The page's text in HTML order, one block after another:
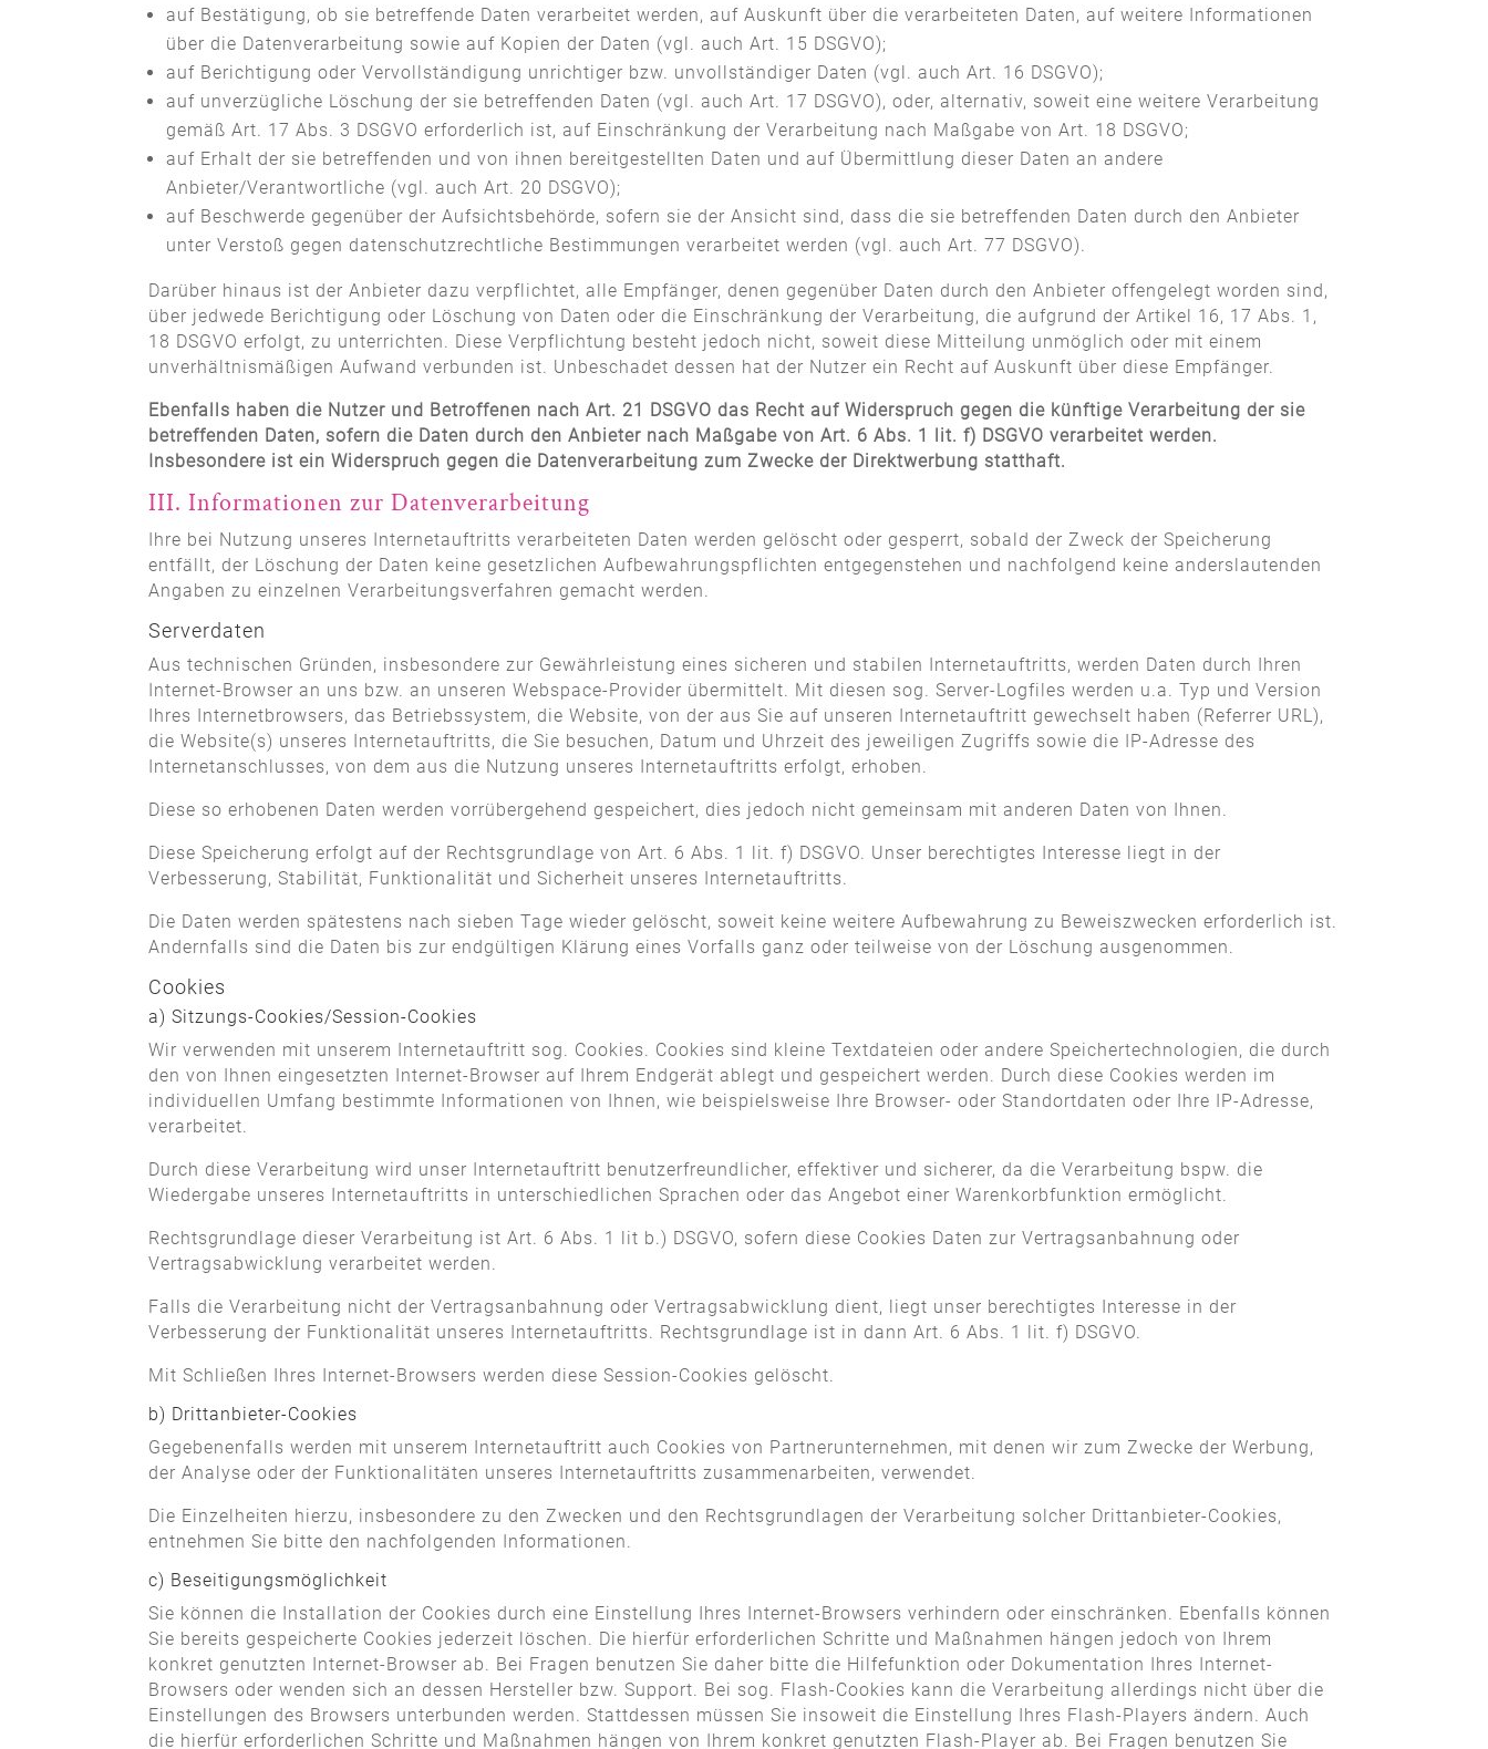
auf Bestätigung, ob sie betreffende Daten verarbeitet werden, auf Auskunft über die verarbeiteten Daten, auf weitere Informationen
über die Datenverarbeitung sowie auf Kopien der Daten (vgl. auch Art. 15 DSGVO);
auf Berichtigung oder Vervollständigung unrichtiger bzw. unvollständiger Daten (vgl. auch Art. 16 DSGVO);
auf unverzügliche Löschung der sie betreffenden Daten (vgl. auch Art. 17 DSGVO), oder, alternativ, soweit eine weitere Verarbeitung
gemäß Art. 17 Abs. 3 DSGVO erforderlich ist, auf Einschränkung der Verarbeitung nach Maßgabe von Art. 18 DSGVO;
auf Erhalt der sie betreffenden und von ihnen bereitgestellten Daten und auf Übermittlung dieser Daten an andere
Anbieter/Verantwortliche (vgl. auch Art. 20 DSGVO);
auf Beschwerde gegenüber der Aufsichtsbehörde, sofern sie der Ansicht sind, dass die sie betreffenden Daten durch den Anbieter
unter Verstoß gegen datenschutzrechtliche Bestimmungen verarbeitet werden (vgl. auch Art. 77 DSGVO).
Darüber hinaus ist der Anbieter dazu verpflichtet, alle Empfänger, denen gegenüber Daten durch den Anbieter offengelegt worden sind,
über jedwede Berichtigung oder Löschung von Daten oder die Einschränkung der Verarbeitung, die aufgrund der Artikel 16, 17 Abs. 1,
18 DSGVO erfolgt, zu unterrichten. Diese Verpflichtung besteht jedoch nicht, soweit diese Mitteilung unmöglich oder mit einem
unverhältnismäßigen Aufwand verbunden ist. Unbeschadet dessen hat der Nutzer ein Recht auf Auskunft über diese Empfänger.
Ebenfalls haben die Nutzer und Betroffenen nach Art. 21 DSGVO das Recht auf Widerspruch gegen die künftige Verarbeitung der sie
betreffenden Daten, sofern die Daten durch den Anbieter nach Maßgabe von Art. 6 Abs. 1 lit. f) DSGVO verarbeitet werden.
Insbesondere ist ein Widerspruch gegen die Datenverarbeitung zum Zwecke der Direktwerbung statthaft.
III. Informationen zur Datenverarbeitung
Ihre bei Nutzung unseres Internetauftritts verarbeiteten Daten werden gelöscht oder gesperrt, sobald der Zweck der Speicherung
entfällt, der Löschung der Daten keine gesetzlichen Aufbewahrungspflichten entgegenstehen und nachfolgend keine anderslautenden
Angaben zu einzelnen Verarbeitungsverfahren gemacht werden.
Serverdaten
Aus technischen Gründen, insbesondere zur Gewährleistung eines sicheren und stabilen Internetauftritts, werden Daten durch Ihren
Internet-Browser an uns bzw. an unseren Webspace-Provider übermittelt. Mit diesen sog. Server-Logfiles werden u.a. Typ und Version
Ihres Internetbrowsers, das Betriebssystem, die Website, von der aus Sie auf unseren Internetauftritt gewechselt haben (Referrer URL),
die Website(s) unseres Internetauftritts, die Sie besuchen, Datum und Uhrzeit des jeweiligen Zugriffs sowie die IP-Adresse des
Internetanschlusses, von dem aus die Nutzung unseres Internetauftritts erfolgt, erhoben.
Diese so erhobenen Daten werden vorrübergehend gespeichert, dies jedoch nicht gemeinsam mit anderen Daten von Ihnen.
Diese Speicherung erfolgt auf der Rechtsgrundlage von Art. 6 Abs. 1 lit. f) DSGVO. Unser berechtigtes Interesse liegt in der
Verbesserung, Stabilität, Funktionalität und Sicherheit unseres Internetauftritts.
Die Daten werden spätestens nach sieben Tage wieder gelöscht, soweit keine weitere Aufbewahrung zu Beweiszwecken erforderlich ist.
Andernfalls sind die Daten bis zur endgültigen Klärung eines Vorfalls ganz oder teilweise von der Löschung ausgenommen.
Cookies
a) Sitzungs-Cookies/Session-Cookies
Wir verwenden mit unserem Internetauftritt sog. Cookies. Cookies sind kleine Textdateien oder andere Speichertechnologien, die durch
den von Ihnen eingesetzten Internet-Browser auf Ihrem Endgerät ablegt und gespeichert werden. Durch diese Cookies werden im
individuellen Umfang bestimmte Informationen von Ihnen, wie beispielsweise Ihre Browser- oder Standortdaten oder Ihre IP-Adresse,
verarbeitet.
Durch diese Verarbeitung wird unser Internetauftritt benutzerfreundlicher, effektiver und sicherer, da die Verarbeitung bspw. die
Wiedergabe unseres Internetauftritts in unterschiedlichen Sprachen oder das Angebot einer Warenkorbfunktion ermöglicht.
Rechtsgrundlage dieser Verarbeitung ist Art. 6 Abs. 1 lit b.) DSGVO, sofern diese Cookies Daten zur Vertragsanbahnung oder
Vertragsabwicklung verarbeitet werden.
Falls die Verarbeitung nicht der Vertragsanbahnung oder Vertragsabwicklung dient, liegt unser berechtigtes Interesse in der
Verbesserung der Funktionalität unseres Internetauftritts. Rechtsgrundlage ist in dann Art. 6 Abs. 1 lit. f) DSGVO.
Mit Schließen Ihres Internet-Browsers werden diese Session-Cookies gelöscht.
b) Drittanbieter-Cookies
Gegebenenfalls werden mit unserem Internetauftritt auch Cookies von Partnerunternehmen, mit denen wir zum Zwecke der Werbung,
der Analyse oder der Funktionalitäten unseres Internetauftritts zusammenarbeiten, verwendet.
Die Einzelheiten hierzu, insbesondere zu den Zwecken und den Rechtsgrundlagen der Verarbeitung solcher Drittanbieter-Cookies,
entnehmen Sie bitte den nachfolgenden Informationen.
c) Beseitigungsmöglichkeit
Sie können die Installation der Cookies durch eine Einstellung Ihres Internet-Browsers verhindern oder einschränken. Ebenfalls können
Sie bereits gespeicherte Cookies jederzeit löschen. Die hierfür erforderlichen Schritte und Maßnahmen hängen jedoch von Ihrem
konkret genutzten Internet-Browser ab. Bei Fragen benutzen Sie daher bitte die Hilfefunktion oder Dokumentation Ihres Internet-
Browsers oder wenden sich an dessen Hersteller bzw. Support. Bei sog. Flash-Cookies kann die Verarbeitung allerdings nicht über die
Einstellungen des Browsers unterbunden werden. Stattdessen müssen Sie insoweit die Einstellung Ihres Flash-Players ändern. Auch
die hierfür erforderlichen Schritte und Maßnahmen hängen von Ihrem konkret genutzten Flash-Player ab. Bei Fragen benutzen Sie